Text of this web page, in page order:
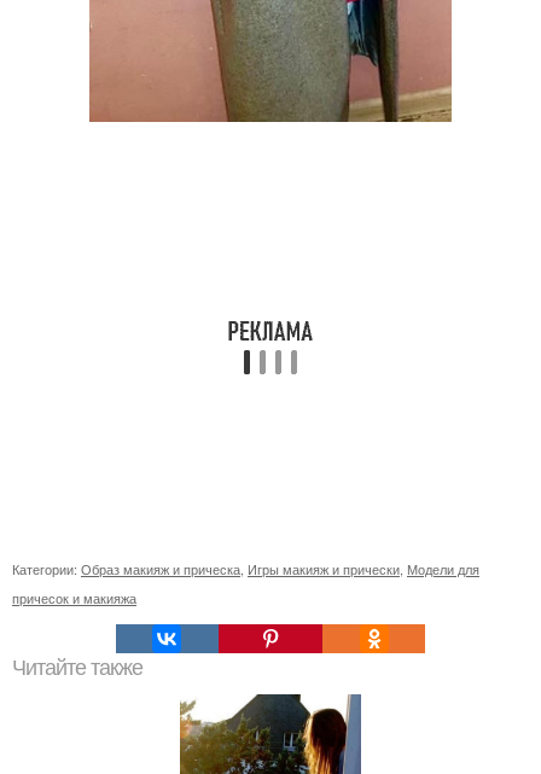
Категории: Образ макияж и прическа Игры макияж и прически Модели для
причесок и макияжа
Читайте также